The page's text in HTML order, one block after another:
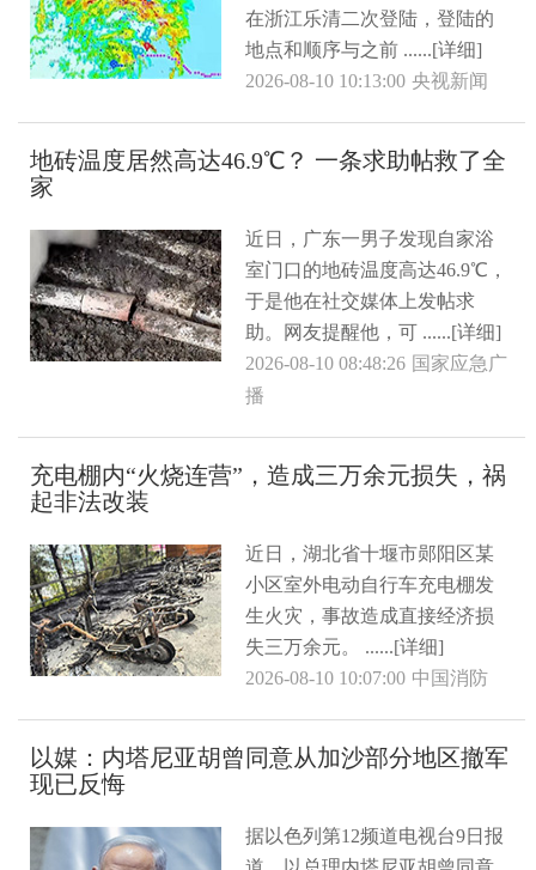
在浙江乐清二次登陆，登陆的
地点和顺序与之前 ......[详细]
2026-08-10 10:13:00 央视新闻
地砖温度居然高达46.9℃？ 一条求助帖救了全
家
近日，广东一男子发现自家浴
室门口的地砖温度高达46.9℃，
于是他在社交媒体上发帖求
助。网友提醒他，可 ......[详细]
2026-08-10 08:48:26 国家应急广
播
充电棚内“火烧连营”，造成三万余元损失，祸
起非法改装
近日，湖北省十堰市郧阳区某
小区室外电动自行车充电棚发
生火灾，事故造成直接经济损
失三万余元。 ......[详细]
2026-08-10 10:07:00 中国消防
以媒：内塔尼亚胡曾同意从加沙部分地区撤军
现已反悔
据以色列第12频道电视台9日报